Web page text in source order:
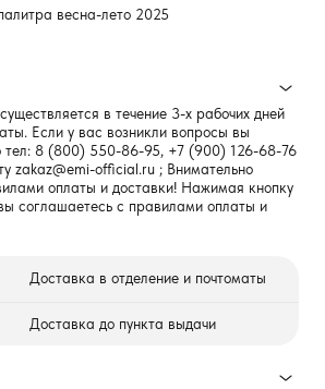
весна-лето 2025
в течение 3-х рабочих дней
Если у вас возникли вопросы вы
тел: 8 (800) 550-86-95, +7 (900) 126-68-76
zakaz@emi-official.ru ; Внимательно
оплаты и доставки! Нажимая кнопку
соглашаетесь с правилами оплаты и
Доставка в отделение и почтоматы
Доставка до пункта выдачи